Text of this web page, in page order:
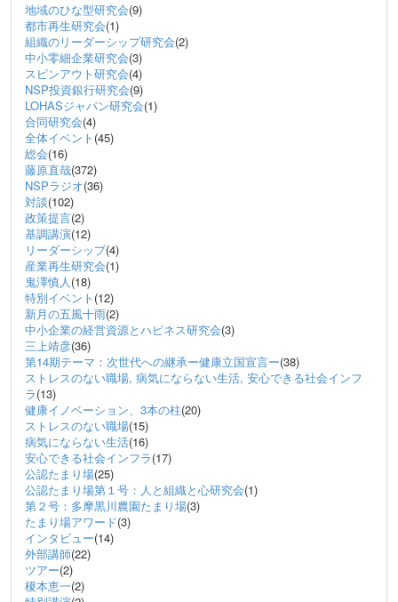
地域のひな型研究会(9)
都市再生研究会(1)
組織のリーダーシップ研究会(2)
中小零細企業研究会(3)
スピンアウト研究会(4)
NSP投資銀行研究会(9)
LOHASジャパン研究会(1)
合同研究会(4)
全体イベント (45)
総会(16)
藤原直哉(372)
NSPラジオ(36)
対談(102)
政策提言(2)
基調講演(12)
リーダーシップ(4)
産業再生研究会(1)
鬼澤慎人(18)
特別イベント (12)
新月の五風十雨(2)
中小企業の経営資源とハピネス研究会(3)
三上靖彦(36)
第14期テーマ：次世代への継承ー健康立国宣言ー(38)
ストレスのない職場, 病気にならない生活, 安心できる社会インフ
ラ(13)
健康イノベーション、3本の柱(20)
ストレスのない職場(15)
病気にならない生活(16)
安心できる社会インフラ(17)
公認たまり場(25)
公認たまり場第１号：人と組織と心研究会(1)
第２号：多摩黒川農園たまり場(3)
たまり場アワード(3)
インタビュー(14)
外部講師(22)
ツアー(2)
榎本恵一(2)